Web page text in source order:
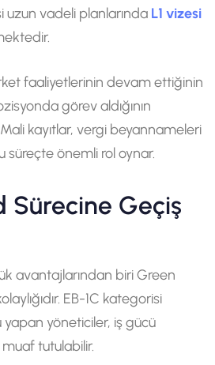
uzun vadeli planlarında L1 vizesi
faaliyetlerinin devam ettiğinin
görev aldığının
kayıtlar, vergi beyannameleri
süreçte önemli rol oynar.
Sürecine Geçiş
avantajlarından biri Green
EB-1C kategorisi
yöneticiler, iş gücü
tutulabilir.